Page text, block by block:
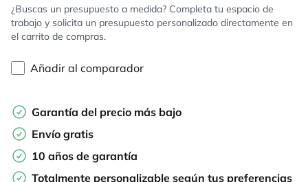
¿Buscas un presupuesto a medida? Completa tu espacio de
trabajo y solicita un presupuesto personalizado directamente en
el carrito de compras.
Añadir al comparador
Garantía del precio más bajo
Envío gratis
10 años de garantía
Totalmente personalizable según tus preferencias